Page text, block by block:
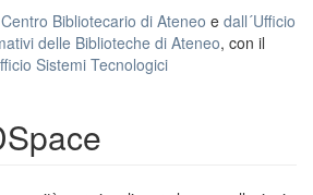
Centro Bibliotecario di Ateneo e dall´Ufficio
delle Biblioteche di Ateneo, con il
Sistemi Tecnologici